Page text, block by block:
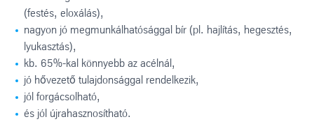
(festés, eloxálás),
nagyon jó megmunkálhatósággal bír (pl. hajlítás, hegesztés,
lyukasztás),
kb. 65%-kal könnyebb az acélnál,
jó hővezető tulajdonsággal rendelkezik,
jól forgácsolható,
és jól újrahasznosítható.